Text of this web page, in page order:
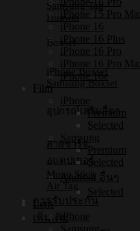
Samsung Tab
Huawei
Boxset
iPhone Boxset
Samsung Boxset
อุปกรณ์เสริมอื่นๆ
สายชาร์จ
อแดปเตอร์
Mono Stick
Air Tag
การรับประกัน
เพิ่มเติม
iPhone 15 Pro
iPhone 16
iPhone 16 Plus
iPhone 16 Pro
iPhone 16 Pro
iPhone 16e
Film
iPhone
Premium
Selected
Samsung
Premium
Selected
Android อื่นๆ
Selected
Lens
iPhone
Samsung